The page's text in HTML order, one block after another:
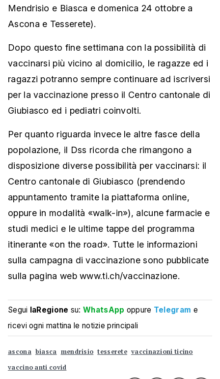
Mendrisio e Biasca e domenica 24 ottobre a
Ascona e Tesserete).
Dopo questo fine settimana con la possibilità di
vaccinarsi più vicino al domicilio, le ragazze ed i
ragazzi potranno sempre continuare ad iscriversi
per la vaccinazione presso il Centro cantonale di
Giubiasco ed i pediatri coinvolti.
Per quanto riguarda invece le altre fasce della
popolazione, il Dss ricorda che rimangono a
disposizione diverse possibilità per vaccinarsi: il
Centro cantonale di Giubiasco (prendendo
appuntamento tramite la piattaforma online,
oppure in modalità «walk-in»), alcune farmacie e
studi medici e le ultime tappe del programma
itinerante «on the road». Tutte le informazioni
sulla campagna di vaccinazione sono pubblicate
sulla pagina web www.ti.ch/vaccinazione.
Segui laRegione su:WhatsApp oppure Telegram e
ricevi ogni mattina le notizie principali
ascona biasca mendrisio tesserete vaccinazioni ticino
vaccino anti covid